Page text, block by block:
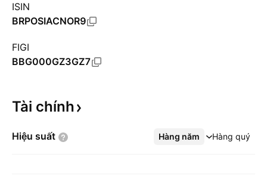
ISIN
BRPOSIACNOR9
FIGI
BBG000GZ3GZ7
Tài chính
Hiệu suất Hàng năm Hàng quý
Xem thêm